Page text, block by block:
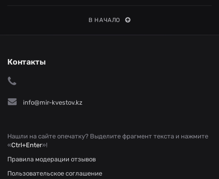
В НАЧАЛО
Контакты
info@mir-kvestov.kz
Нашли на сайте опечатку? Выделите фрагмент текста и нажмите
«Ctrl+Enter»!
Правила модерации отзывов
Пользовательское соглашение